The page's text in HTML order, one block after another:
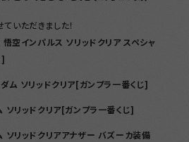
いただきました！
インパルス ソリッドクリア スペシャ
]
ム ソリッドクリア[ガンプラ一番くじ]
ソリッドクリア[ガンプラ一番くじ]
ソリッドクリアアナザー バズーカ装備